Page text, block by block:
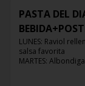
PASTA DEL
LUNES: Raviol
salsa favorita
MARTES: